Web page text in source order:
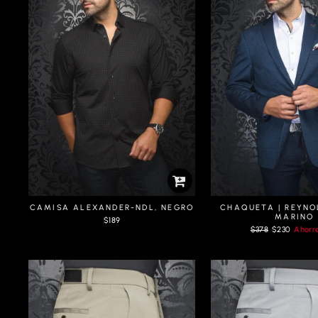
CAMISA ALEXANDER-NDL, NEGRO
$189
CHAQUETA |
MARINO
Prix
$378 Prix
$230